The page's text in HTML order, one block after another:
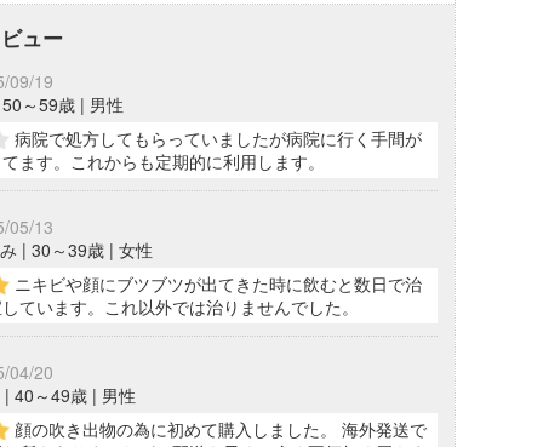
ュー
09/19
～59歳 | 男性
病院で処方してもらっていましたが病院に行く手間が
ます。これからも定期的に利用します。
05/13
| 30～39歳 | 女性
ニキビや顔にブツブツが出てきた時に飲むと数日で治
ています。これ以外では治りませんでした。
04/20
| 40～49歳 | 男性
顔の吹き出物の為に初めて購入しました。 海外発送で